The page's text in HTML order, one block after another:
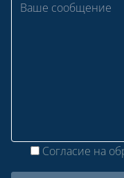
Согласие на